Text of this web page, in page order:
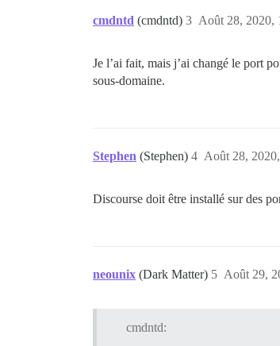
cmdntd (cmdntd) Août 28, 2020,
3
Je l’ai fait, mais j’ai changé le port
sous-domaine.
Stephen (Stephen) Août 28,
4
Discourse doit être installé sur des
neounix (Dark Matter) Août 29,
5
cmdntd: